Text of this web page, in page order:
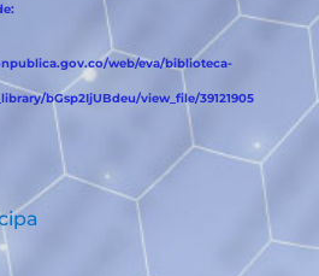
web/eva/biblioteca-
bGsp2IjUBdeu/view_file/39121905